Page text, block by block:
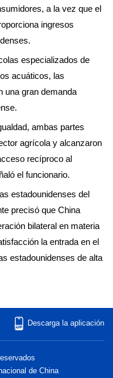
a la vez que el
ingresos
especializados de
acuáticos, las
una gran demanda
ambas partes
agrícola y alcanzaron
recíproco al
el funcionario.
estadounidenses del
precisó que China
bilateral en materia
la entrada en el
estadounidenses de alta
Descarga la aplicación
de China